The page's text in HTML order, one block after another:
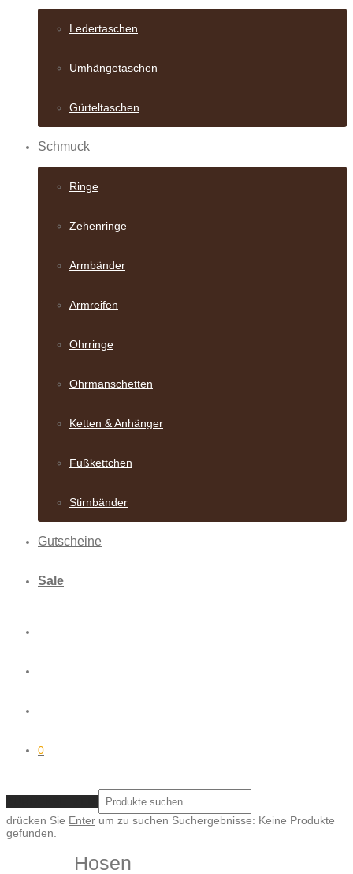
Ledertaschen
Umhängetaschen
Gürteltaschen
Schmuck
Ringe
Zehenringe
Armbänder
Armreifen
Ohrringe
Ohrmanschetten
Ketten & Anhänger
Fußkettchen
Stirnbänder
Gutscheine
Sale
0
drücken Sie Enter um zu suchen Suchergebnisse: Keine Produkte
gefunden.
Hosen